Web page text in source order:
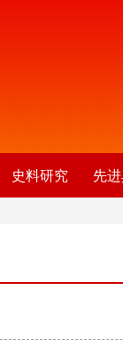
史料研究 先